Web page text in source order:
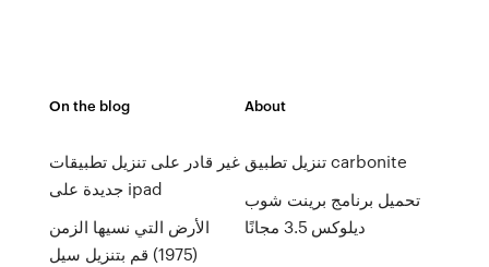
On the blog
غير قادر على تنزيل تطبيقات
جديدة على ipad
الأرض التي نسيها الزمن
(1975) قم بتنزيل سيل
About
تنزيل تطبيق carbonite
تحميل برنامج برينت شوب
ديلوكس 3.5 مجانًا